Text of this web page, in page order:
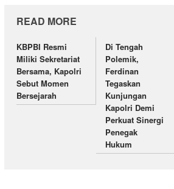
READ MORE
KBPBI Resmi
Miliki Sekretariat
Bersama, Kapolri
Sebut Momen
Bersejarah
Di Tengah
Polemik,
Ferdinan
Tegaskan
Kunjungan
Kapolri Demi
Perkuat Sinergi
Penegak
Hukum